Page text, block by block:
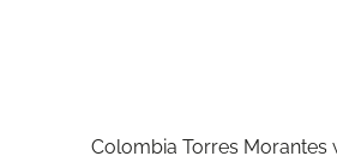
Colombia Torres Morantes